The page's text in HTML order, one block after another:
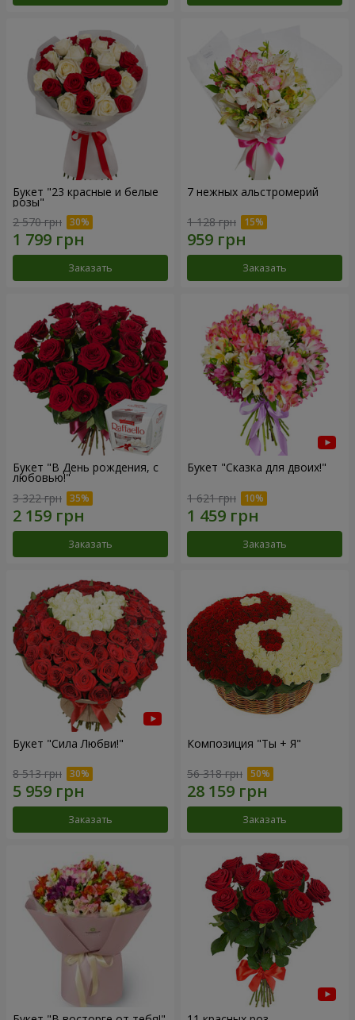
Букет "23 красные и белые
розы"
2 570 грн
Заказать
7 нежных альстромерий
1 128 грн
Заказать
Букет "В День рождения, с
любовью!"
3 322 грн
Заказать
Букет "Сказка для двоих!"
1 621 грн
Заказать
Букет "Сила Любви!"
8 513 грн
Заказать
Композиция "Ты + Я"
56 318 грн
Заказать